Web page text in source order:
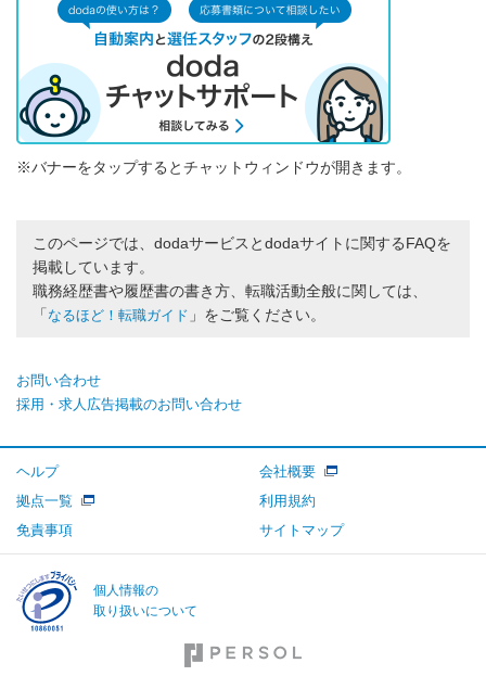
※バナーをタップするとチャットウィンドウが開きます。
このページでは、dodaサービスとdodaサイトに関するFAQを
掲載しています。
職務経歴書や履歴書の書き方、転職活動全般に関しては、
「 なるほど！転職ガイド 」をご覧ください。
お問い合わせ
採用・求人広告掲載のお問い合わせ
ヘルプ
会社概要
拠点一覧
利用規約
免責事項
サイトマップ
個人情報の
取り扱いについて